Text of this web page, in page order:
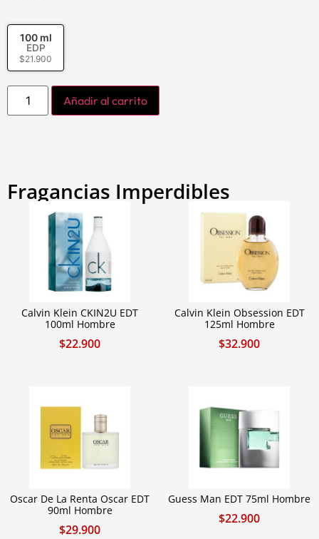
100 ml
EDP
$21.900
Añadir al carrito
Fragancias Imperdibles
Calvin Klein CKIN2U EDT
100ml Hombre
$22.900
Calvin Klein Obsession EDT
125ml Hombre
$32.900
Oscar De La Renta Oscar EDT
90ml Hombre
$29.900
Guess Man EDT 75ml Hombre
$22.900